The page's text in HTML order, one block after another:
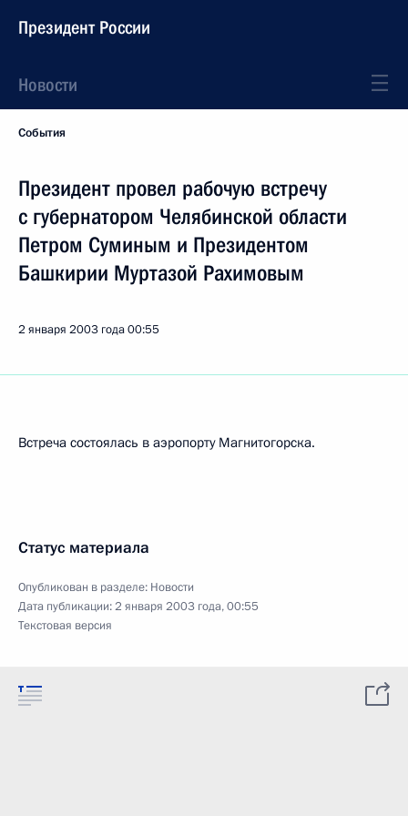
Президент России
Новости
События
Президент провел рабочую встречу
с губернатором Челябинской области
Петром Суминым и Президентом
Башкирии Муртазой Рахимовым
2 января 2003 года00:55
Встреча состоялась в аэропорту Магнитогорска.
Статус материала
Опубликован в разделе: Новости
Дата публикации:2 января 2003 года, 00:55
Текстовая версия